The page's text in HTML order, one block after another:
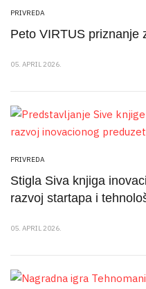
PRIVREDA
Peto VIRTUS priznanje
05. APRIL 2026.
PRIVREDA
Stigla Siva knjiga
razvoj startapa i
05. APRIL 2026.